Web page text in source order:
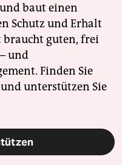
baut einen
Schutz und Erhalt
braucht guten, frei
und
Finden Sie
unterstützen Sie